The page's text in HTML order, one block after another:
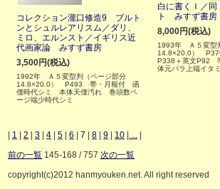
コレクション瀧口修造9 ブルト
ンとシュルレアリスム／ダリ、
ミロ、エルンスト／イギリス近
代画家論 みすず書房
3,500円(税込)
1992年 Ａ５変型判（ページ部分
14.8×20.0） P493 帯・月報付 函
僅時代シミ 本体天僅汚れ 巻頭数ペ
ージ端少時代シミ
白に書くＩ／
ト みすず書房
8,000円(税込)
1993年 Ａ５変型
14.8×20.0）
P338＋英文P92
体元パラ上端イタ
1 2 3 4 5 6 7 8 9 10 ...
前の一覧 145-168 / 757 次の一覧
copyright(c)2012 hanmyouken.net. All right reserved